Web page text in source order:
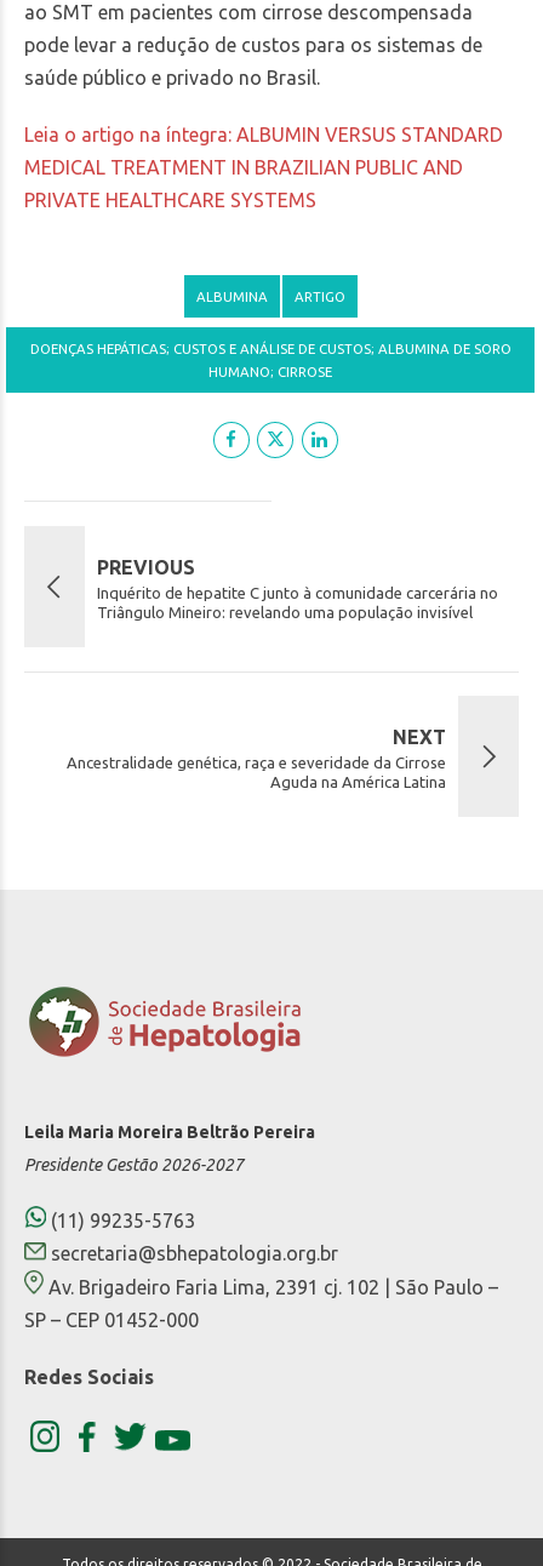
ao SMT em pacientes com cirrose descompensada
pode levar a redução de custos para os sistemas de
saúde público e privado no Brasil.
Leia o artigo na íntegra: ALBUMIN VERSUS STANDARD
MEDICAL TREATMENT IN BRAZILIAN PUBLIC AND
PRIVATE HEALTHCARE SYSTEMS
ALBUMINA ARTIGO
DOENÇAS HEPÁTICAS; CUSTOS E ANÁLISE DE CUSTOS; ALBUMINA DE SORO
HUMANO; CIRROSE
PREVIOUS
Inquérito de hepatite C junto à comunidade carcerária no
Triângulo Mineiro: revelando uma população invisível
NEXT
Ancestralidade genética, raça e severidade da Cirrose
Aguda na América Latina
Leila Maria Moreira Beltrão Pereira
Presidente Gestão 2026-2027
(11) 99235-5763
secretaria@sbhepatologia.org.br
Av. Brigadeiro Faria Lima, 2391 cj. 102 | São Paulo –
SP – CEP 01452-000
Redes Sociais